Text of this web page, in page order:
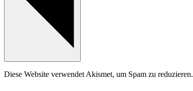
Diese Website verwendet Akismet, um Spam zu reduzieren.